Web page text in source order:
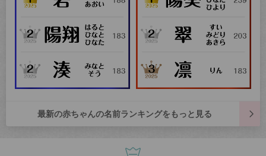
最新の赤ちゃんの名前ランキングをもっと見る